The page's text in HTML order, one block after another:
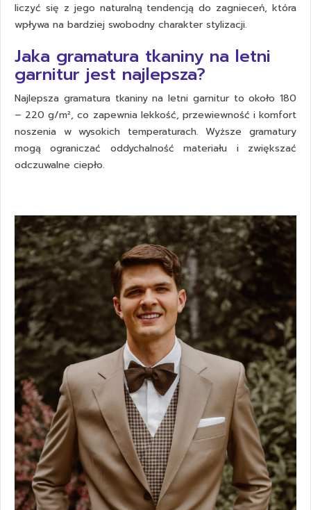
liczyć się z jego naturalną tendencją do zagnieceń, która
wpływa na bardziej swobodny charakter stylizacji.
Jaka gramatura tkaniny na letni
garnitur jest najlepsza?
Najlepsza gramatura tkaniny na letni garnitur to około 180
– 220 g/m², co zapewnia lekkość, przewiewność i komfort
noszenia w wysokich temperaturach. Wyższe gramatury
mogą ograniczać oddychalność materiału i zwiększać
odczuwalne ciepło.